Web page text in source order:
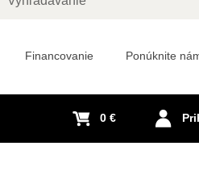
Financovanie Ponúknite
0 €